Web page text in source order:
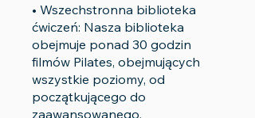
• Wszechstronna biblioteka
ćwiczeń: Nasza biblioteka
obejmuje ponad 30 godzin
filmów Pilates, obejmujących
wszystkie poziomy, od
początkującego do
zaawansowanego.